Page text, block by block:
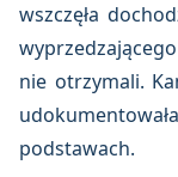
wszczęła
nie otrzymali.
podstawach.